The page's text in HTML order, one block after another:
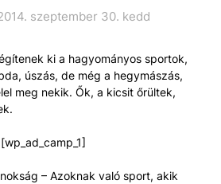
szeptember 30. kedd
ki a hagyományos sportok,
úszás, de még a hegymászás,
meg nekik. Ők, a kicsit őrültek,
[wp_ad_camp_1]
– Azoknak való sport, akik